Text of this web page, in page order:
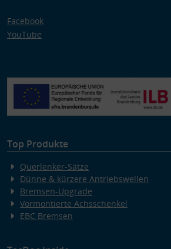
Facebook
YouTube
Top Produkte
Querlenker-Sätze
Dünne & kürzere Antriebswellen
Bremsen-Upgrade
Vormontierte Achsschenkel
EBC Bremsen